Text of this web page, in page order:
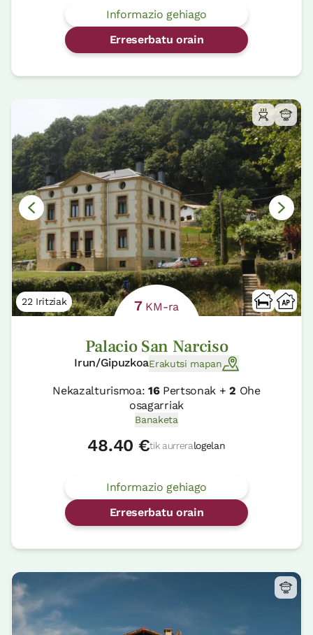
Informazio gehiago
Erreserbatu orain
22 Iritziak 7KM-ra
Palacio San Narciso
Irun/GipuzkoaErakutsi mapan
Nekazalturismoa: 16Pertsonak +2 Ohe
osagarriak
Banaketa
48.40 €tik aurreralogelan
Informazio gehiago
Erreserbatu orain